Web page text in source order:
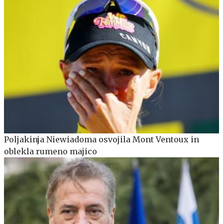
Poljakinja Niewiadoma osvojila Mont Ventoux in
oblekla rumeno majico